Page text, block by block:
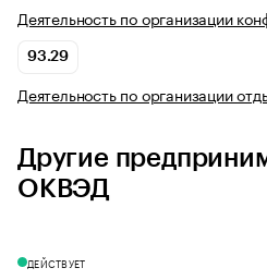
Деятельность по организации
93.29
Деятельность по организации
Другие
ОКВЭД
ДЕЙСТВУЕТ